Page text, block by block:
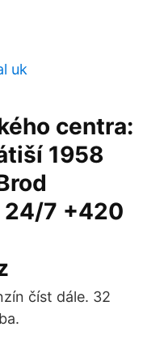
uk
centra:
1958
24/7 +420
číst dále. 32